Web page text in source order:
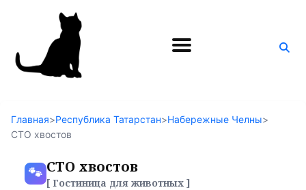
Поиск
Главная>Республика Татарстан>Набережные Челны>
СТО хвостов
🐾 СТО хвостов
[ Гостиница для животных ]